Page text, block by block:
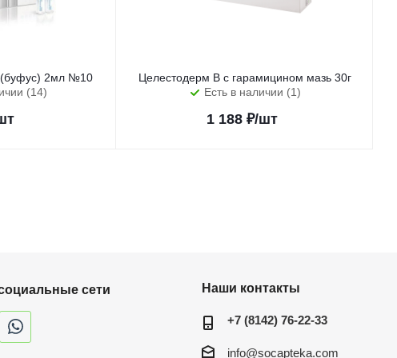
(буфус) 2мл №10
(14)
Целестодерм В с гарамицином мазь 30г
Есть в наличии (1)
1 188₽/шт
сети Наши контакты
+7 (8142) 76-22-33
info@socapteka.com